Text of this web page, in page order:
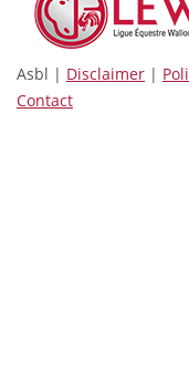
Asbl | Disclaimer |
Contact